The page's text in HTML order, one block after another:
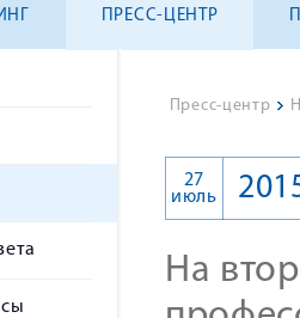
ПРЕСС-ЦЕНТР
Пресс-центр >
27
июль
На